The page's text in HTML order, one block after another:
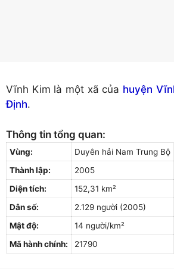
Vĩnh Kim là một xã của huyện
Định.
Thông tin tổng quan:
Vùng:
Duyên hải Nam Trung Bộ
Thành lập:
2005
Diện tích:
152,31 km²
Dân số:
2.129 người (2005)
Mật độ:
14 người/km²
Mã hành chính:
21790